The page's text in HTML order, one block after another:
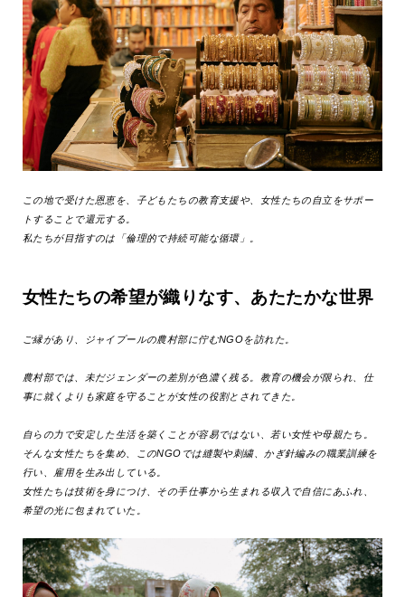
この地で受けた恩恵を、子どもたちの教育支援や、女性たちの自立をサポー
トすることで還元する。
私たちが目指すのは「倫理的で持続可能な循環」。
女性たちの希望が織りなす、あたたかな世界
ご縁があり、ジャイプールの農村部に佇むNGOを訪れた。
農村部では、未だジェンダーの差別が色濃く残る。教育の機会が限られ、仕
事に就くよりも家庭を守ることが女性の役割とされてきた。
自らの力で安定した生活を築くことが容易ではない、若い女性や母親たち。
そんな女性たちを集め、このNGOでは縫製や刺繍、かぎ針編みの職業訓練を
行い、雇用を生み出している。
女性たちは技術を身につけ、その手仕事から生まれる収入で自信にあふれ、
希望の光に包まれていた。